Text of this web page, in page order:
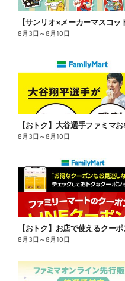
8月3日 ～8月10日
8月3日 ～8月10日
8月3日 ～8月10日